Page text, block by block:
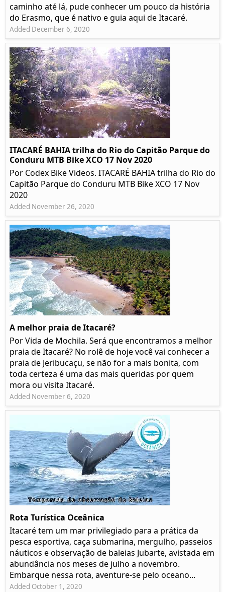
caminho até lá, pude conhecer um pouco da história
do Erasmo, que é nativo e guia aqui de Itacaré.
Added December 6, 2020
ITACARÉ BAHIA trilha do Rio do Capitão Parque do
Conduru MTB Bike XCO 17 Nov 2020
Por Codex Bike Videos. ITACARÉ BAHIA trilha do Rio do
Capitão Parque do Conduru MTB Bike XCO 17 Nov
2020
Added November 26, 2020
A melhor praia de Itacaré?
Por Vida de Mochila. Será que encontramos a melhor
praia de Itacaré? No rolê de hoje você vai conhecer a
praia de Jeribucaçu, se não for a mais bonita, com
toda certeza é uma das mais queridas por quem
mora ou visita Itacaré.
Added November 6, 2020
Rota Turística Oceânica
Itacaré tem um mar privilegiado para a prática da
pesca esportiva, caça submarina, mergulho, passeios
náuticos e observação de baleias Jubarte, avistada em
abundância nos meses de julho a novembro.
Embarque nessa rota, aventure-se pelo oceano...
Added October 1, 2020